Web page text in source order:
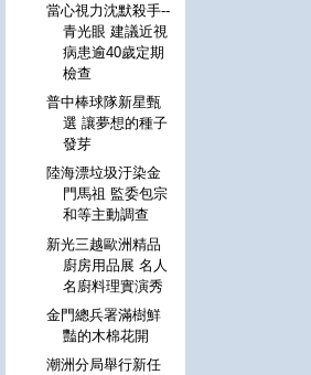
當心視力沈默殺手--
青光眼 建議近視
病患逾40歲定期
檢查
普中棒球隊新星甄
選 讓夢想的種子
發芽
陸海漂垃圾汙染金
門馬祖 監委包宗
和等主動調查
新光三越歐洲精品
廚房用品展 名人
名廚料理實演秀
金門總兵署滿樹鮮
豔的木棉花開
潮洲分局舉行新任